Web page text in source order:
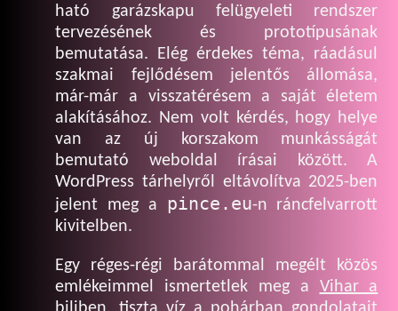
ható garázskapu felügyeleti rendszer
tervezésének és prototípusának
bemutatása. Elég érdekes téma, ráadásul
szakmai fejlődésem jelentős állomása,
már-már a visszatérésem a saját életem
alakításához. Nem volt kérdés, hogy helye
van az új korszakom munkásságát
bemutató weboldal írásai között. A
WordPress tárhelyről eltávolítva 2025-ben
jelent meg a pince.eu-n ráncfelvarrott
kivitelben.
Egy réges-régi barátommal megélt közös
emlékeimmel ismertetlek meg a Vihar a